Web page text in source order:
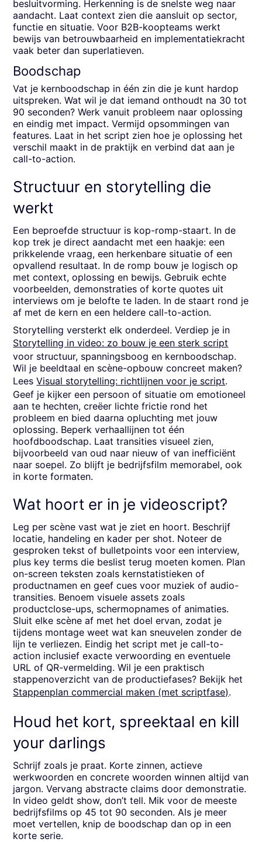
besluitvorming. Herkenning is de snelste weg naar
aandacht. Laat context zien die aansluit op sector,
functie en situatie. Voor B2B-koopteams werkt
bewijs van betrouwbaarheid en implementatiekracht
vaak beter dan superlatieven.
Boodschap
Vat je kernboodschap in één zin die je kunt hardop
uitspreken. Wat wil je dat iemand onthoudt na 30 tot
90 seconden? Werk vanuit probleem naar oplossing
en eindig met impact. Vermijd opsommingen van
features. Laat in het script zien hoe je oplossing het
verschil maakt in de praktijk en verbind dat aan je
call-to-action.
Structuur en storytelling die
werkt
Een beproefde structuur is kop-romp-staart. In de
kop trek je direct aandacht met een haakje: een
prikkelende vraag, een herkenbare situatie of een
opvallend resultaat. In de romp bouw je logisch op
met context, oplossing en bewijs. Gebruik echte
voorbeelden, demonstraties of korte quotes uit
interviews om je belofte te laden. In de staart rond je
af met de kern en een heldere call-to-action.
Storytelling versterkt elk onderdeel. Verdiep je in
Storytelling in video: zo bouw je een sterk script
voor structuur, spanningsboog en kernboodschap.
Wil je beeldtaal en scène-opbouw concreet maken?
LeesVisual storytelling: richtlijnen voor je script.
Geef je kijker een persoon of situatie om emotioneel
aan te hechten, creëer lichte frictie rond het
probleem en bied daarna opluchting met jouw
oplossing. Beperk verhaallijnen tot één
hoofdboodschap. Laat transities visueel zien,
bijvoorbeeld van oud naar nieuw of van inefficiënt
naar soepel. Zo blijft je bedrijfsfilm memorabel, ook
in korte formaten.
Wat hoort er in je videoscript?
Leg per scène vast wat je ziet en hoort. Beschrijf
locatie, handeling en kader per shot. Noteer de
gesproken tekst of bulletpoints voor een interview,
plus key terms die beslist terug moeten komen. Plan
on-screen teksten zoals kernstatistieken of
productnamen en geef cues voor muziek of audio-
transities. Benoem visuele assets zoals
productclose-ups, schermopnames of animaties.
Sluit elke scène af met het doel ervan, zodat je
tijdens montage weet wat kan sneuvelen zonder de
lijn te verliezen. Eindig het script met je call-to-
action inclusief exacte verwoording en eventuele
URL of QR-vermelding. Wil je een praktisch
stappenoverzicht van de productiefases? Bekijk het
Stappenplan commercial maken (met scriptfase).
Houd het kort, spreektaal en kill
your darlings
Schrijf zoals je praat. Korte zinnen, actieve
werkwoorden en concrete woorden winnen altijd van
jargon. Vervang abstracte claims door demonstratie.
In video geldt show, don’t tell. Mik voor de meeste
bedrijfsfilms op 45 tot 90 seconden. Als je meer
moet vertellen, knip de boodschap dan op in een
korte serie.